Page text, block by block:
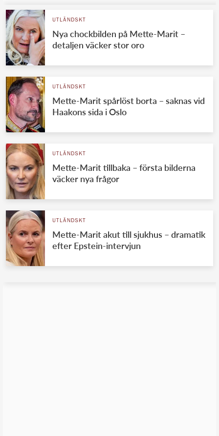
UTLÄNDSKT
Nya chockbilden på Mette-Marit –
detaljen väcker stor oro
UTLÄNDSKT
Mette-Marit spårlöst borta – saknas vid
Haakons sida i Oslo
UTLÄNDSKT
Mette-Marit tillbaka – första bilderna
väcker nya frågor
UTLÄNDSKT
Mette-Marit akut till sjukhus – dramatik
efter Epstein-intervjun